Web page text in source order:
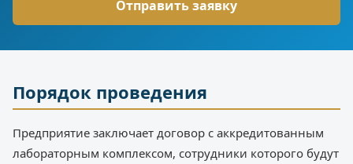
Порядок проведения
Предприятие заключает договор с аккредитованным
лабораторным комплексом, сотрудники которого будут